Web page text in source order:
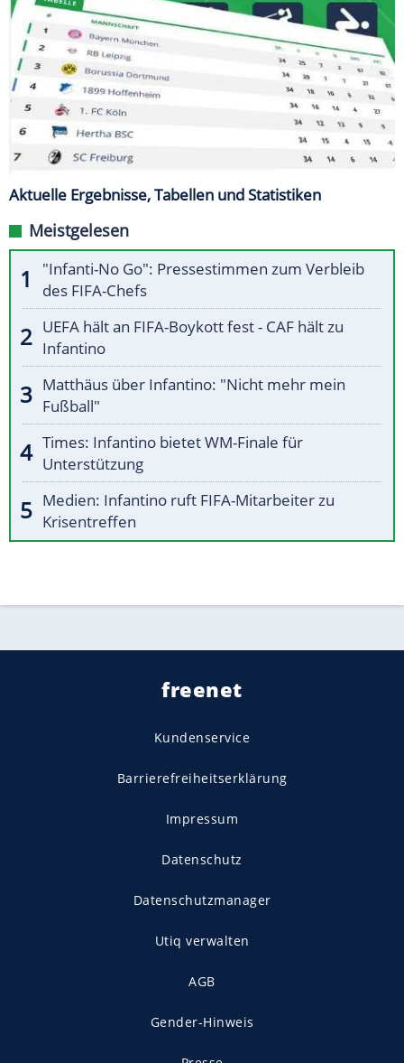
Aktuelle Ergebnisse, Tabellen und Statistiken
Meistgelesen
"Infanti-No Go": Pressestimmen zum Verbleib
des FIFA-Chefs
UEFA hält an FIFA-Boykott fest - CAF hält zu
Infantino
Matthäus über Infantino: "Nicht mehr mein
Fußball"
Times: Infantino bietet WM-Finale für
Unterstützung
Medien: Infantino ruft FIFA-Mitarbeiter zu
Krisentreffen
freenet
Kundenservice
Barrierefreiheitserklärung
Impressum
Datenschutz
Datenschutzmanager
Utiq verwalten
AGB
Gender-Hinweis